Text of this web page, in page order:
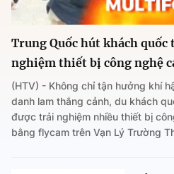
Trung Quốc hút khách
nghiệm thiết bị công nghệ
(HTV) - Không chỉ tận hưởng khí
danh lam thắng cảnh, du khách
được trải nghiệm nhiều thiết bị
bằng flycam trên Vạn Lý Trường